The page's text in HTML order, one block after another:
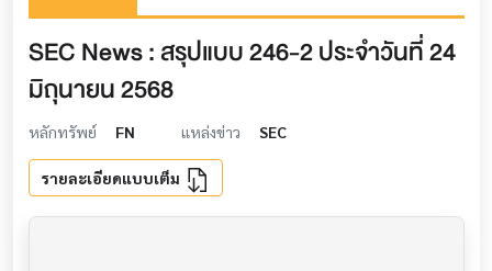
SEC News : สรุปแบบ 246-2 ประจำวันที่ 24
มิถุนายน 2568
หลักทรัพย์ FN แหล่งข่าว SEC
รายละเอียดแบบเต็ม